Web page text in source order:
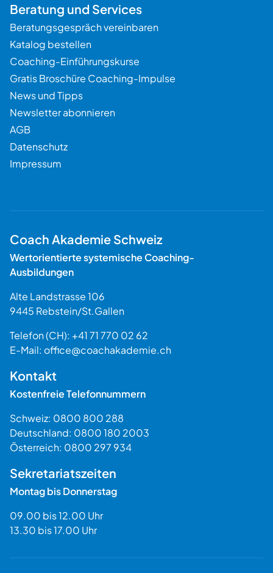
Beratung und Services
Beratungsgespräch vereinbaren
Katalog bestellen
Coaching-Einführungskurse
Gratis Broschüre Coaching-Impulse
News und Tipps
Newsletter abonnieren
AGB
Datenschutz
Impressum
Coach Akademie Schweiz
Wertorientierte systemische Coaching-
Ausbildungen
Alte Landstrasse 106
9445 Rebstein/St.Gallen
Telefon (CH): +41 71 770 02 62
E-Mail: office@coachakademie.ch
Kontakt
Kostenfreie Telefonnummern
Schweiz: 0800 800 288
Deutschland: 0800 180 2003
Österreich: 0800 297 934
Sekretariatszeiten
Montag bis Donnerstag
09.00 bis 12.00 Uhr
13.30 bis 17.00 Uhr